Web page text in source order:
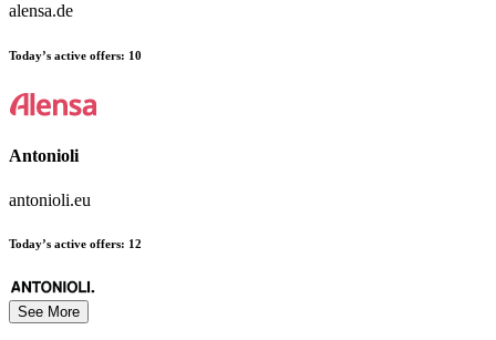
alensa.de
Today’s active offers: 10
Antonioli
antonioli.eu
Today’s active offers: 12
See More